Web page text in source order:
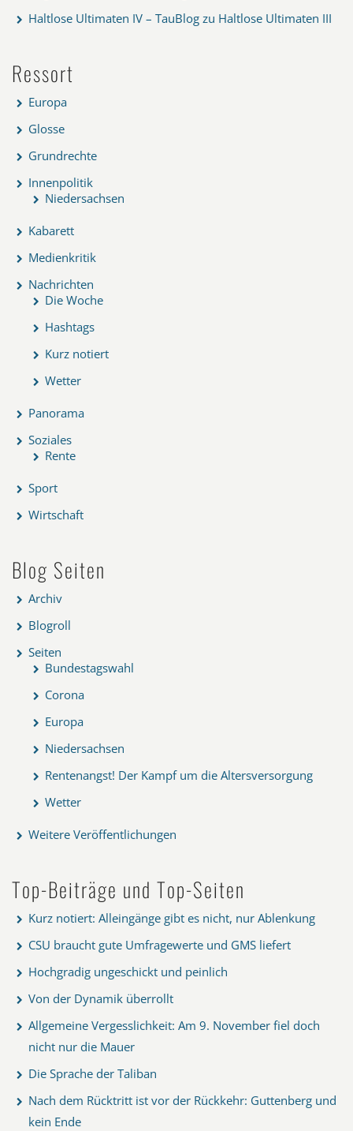
Haltlose Ultimaten IV – TauBlog zu Haltlose Ultimaten III
Ressort
Europa
Glosse
Grundrechte
Innenpolitik
Niedersachsen
Kabarett
Medienkritik
Nachrichten
Die Woche
Hashtags
Kurz notiert
Wetter
Panorama
Soziales
Rente
Sport
Wirtschaft
Blog Seiten
Archiv
Blogroll
Seiten
Bundestagswahl
Corona
Europa
Niedersachsen
Rentenangst! Der Kampf um die Altersversorgung
Wetter
Weitere Veröffentlichungen
Top-Beiträge und Top-Seiten
Kurz notiert: Alleingänge gibt es nicht, nur Ablenkung
CSU braucht gute Umfragewerte und GMS liefert
Hochgradig ungeschickt und peinlich
Von der Dynamik überrollt
Allgemeine Vergesslichkeit: Am 9. November fiel doch
nicht nur die Mauer
Die Sprache der Taliban
Nach dem Rücktritt ist vor der Rückkehr: Guttenberg und
kein Ende